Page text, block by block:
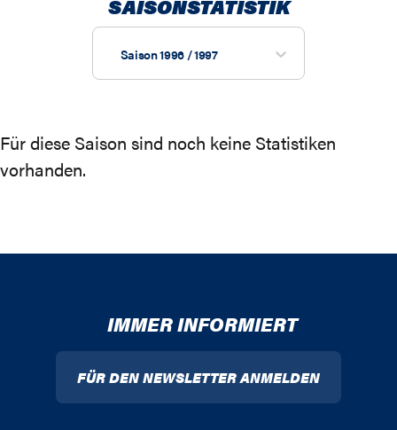
SAISONSTATISTIK
Saison 1996 / 1997
Für diese Saison sind noch keine Statistiken
vorhanden.
IMMER INFORMIERT
FÜR DEN NEWSLETTER ANMELDEN